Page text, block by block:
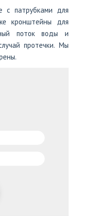
с патрубками для
кронштейны для
поток воды и
протечки. Мы